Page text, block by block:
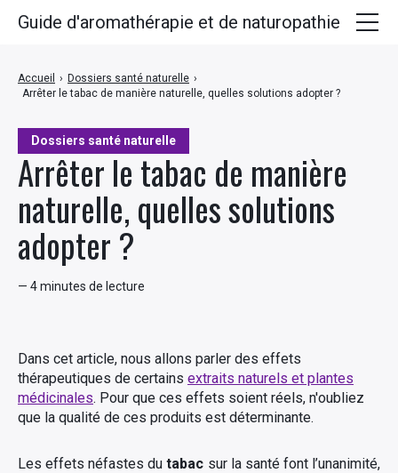
Dossiers santé naturelle
Arrêter le tabac de manière
naturelle, quelles solutions
adopter ?
— 4 minutes de lecture
Accueil › Dossiers santé naturelle ›
Arrêter le tabac de manière naturelle, quelles solutions adopter ?
Dans cet article, nous allons parler des effets
thérapeutiques de certains extraits naturels et plantes
médicinales. Pour que ces effets soient réels, n'oubliez
que la qualité de ces produits est déterminante.
Les effets néfastes dutabac sur la santé font l’unanimité,
Guide d'aromathérapie et de naturopathie
Plantes médicinales
Huiles végétales
Hydrolats
Recettes